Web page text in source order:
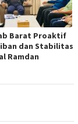
Barat Proaktif
dan Stabilitas
Ramdan